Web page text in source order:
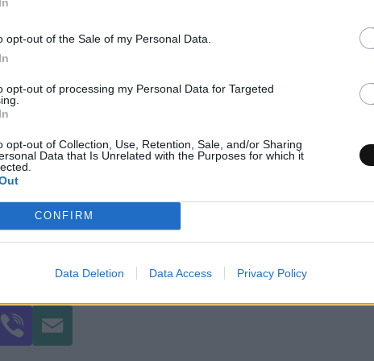
opt-out of the Sale of my Personal Data.
opt-out of processing my Personal Data for Targeted
opt-out of Collection, Use, Retention, Sale, and/or Sharing
Data that Is Unrelated with the Purposes for which it
CONFIRM
Data Deletion Data Access Privacy Policy
σας καθορίζει. Με ζωηρή φαντασία και
καθημερινότητα σε γιορτή, αναζητώντας
φρέσκες λύσεις.
είναι το όπλο σας. Με ισχυρή θέληση και
τους γύρω σας ως ηγετική προσωπικότητα.